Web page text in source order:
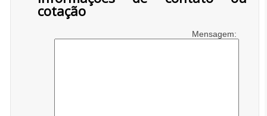
cotação
Mensagem: